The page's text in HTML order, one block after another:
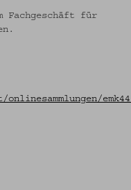
Fachgeschäft für